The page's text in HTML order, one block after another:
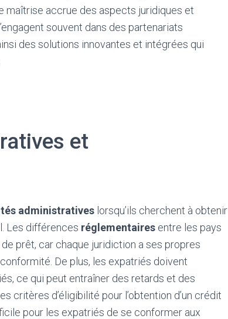
maîtrise accrue des aspects juridiques et
souvent dans des partenariats
des solutions innovantes et intégrées qui
et
administratives lorsqu’ils cherchent à obtenir
Les différences réglementaires entre les pays
prêt, car chaque juridiction a ses propres
De plus, les expatriés doivent
ce qui peut entraîner des retards et des
critères d’éligibilité pour l’obtention d’un crédit
pour les expatriés de se conformer aux